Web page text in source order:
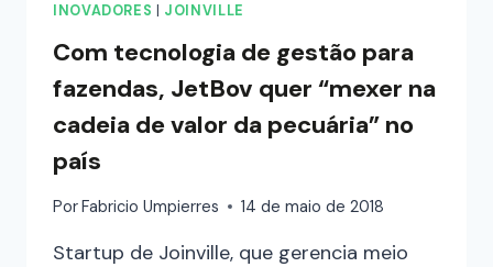
INOVADORES JOINVILLE
Com tecnologia de gestão para
fazendas, JetBov quer “mexer na
cadeia de valor da pecuária” no
país
PorFabricio Umpierres 14 de maio de 2018
Startup de Joinville, que gerencia meio